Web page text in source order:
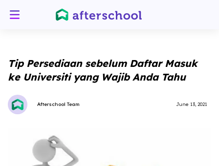
Tip Persediaan sebelum Daftar Masuk
ke Universiti yang Wajib Anda Tahu
Afterschool Team June 13, 2021